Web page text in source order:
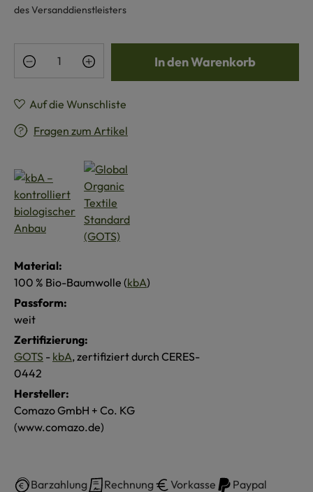
des Versanddienstleisters
Produkt Anzahl: Gib den gewünschten
In den Warenkorb
Auf die Wunschliste
Fragen zum Artikel
Material:
100 % Bio-Baumwolle (kbA)
Passform:
weit
Zertifizierung:
GOTS - kbA, zertifiziert durch CERES-
0442
Hersteller:
Comazo GmbH + Co. KG
(www.comazo.de)
Barzahlung Rechnung Vorkasse
Paypal